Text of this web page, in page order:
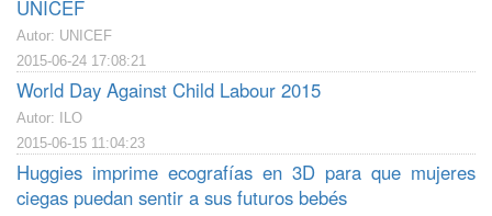
UNICEF
Autor: UNICEF
2015-06-24 17:08:21
World Day Against Child Labour 2015
Autor: ILO
2015-06-15 11:04:23
Huggies imprime ecografías en 3D para que mujeres
ciegas puedan sentir a sus futuros bebés